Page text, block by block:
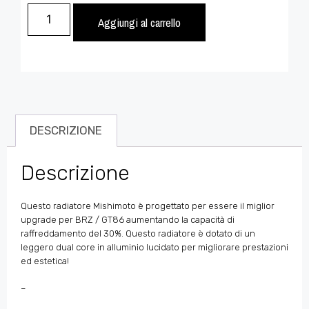
Aggiungi al carrello
DESCRIZIONE
Descrizione
Questo radiatore Mishimoto è progettato per essere il miglior
upgrade per BRZ / GT86 aumentando la capacità di
raffreddamento del 30%. Questo radiatore è dotato di un
leggero dual core in alluminio lucidato per migliorare prestazioni
ed estetica!
–